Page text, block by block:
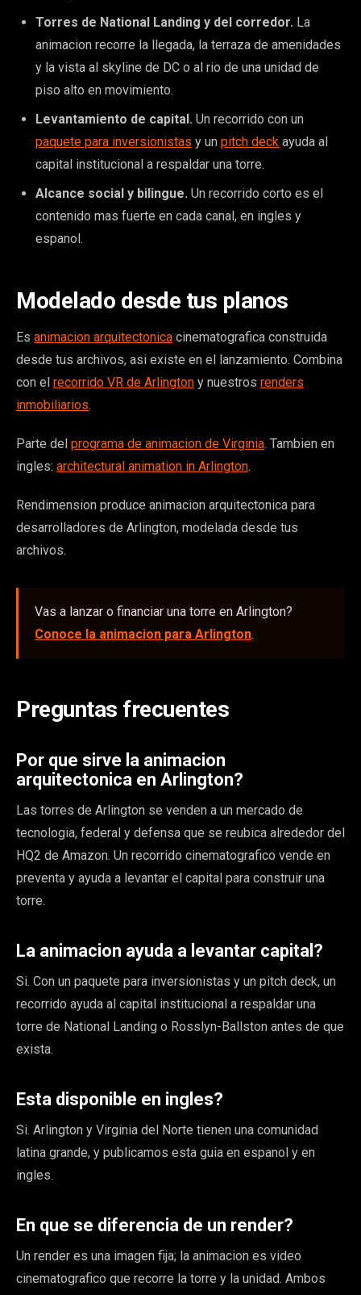
Torres de National Landing y del corredor. La
animacion recorre la llegada, la terraza de amenidades
y la vista al skyline de DC o al rio de una unidad de
piso alto en movimiento.
Levantamiento de capital. Un recorrido con un
paquete para inversionistas y un pitch deck ayuda al
capital institucional a respaldar una torre.
Alcance social y bilingue. Un recorrido corto es el
contenido mas fuerte en cada canal, en ingles y
espanol.
Modelado desde tus planos
Es animacion arquitectonica cinematografica construida
desde tus archivos, asi existe en el lanzamiento. Combina
con el recorrido VR de Arlington y nuestros renders
inmobiliarios.
Parte del programa de animacion de Virginia. Tambien en
ingles: architectural animation in Arlington.
Rendimension produce animacion arquitectonica para
desarrolladores de Arlington, modelada desde tus
archivos.
Vas a lanzar o financiar una torre en Arlington?
Conoce la animacion para Arlington.
Preguntas frecuentes
Por que sirve la animacion
arquitectonica en Arlington?
Las torres de Arlington se venden a un mercado de
tecnologia, federal y defensa que se reubica alrededor del
HQ2 de Amazon. Un recorrido cinematografico vende en
preventa y ayuda a levantar el capital para construir una
torre.
La animacion ayuda a levantar capital?
Si. Con un paquete para inversionistas y un pitch deck, un
recorrido ayuda al capital institucional a respaldar una
torre de National Landing o Rosslyn-Ballston antes de que
exista.
Esta disponible en ingles?
Si. Arlington y Virginia del Norte tienen una comunidad
latina grande, y publicamos esta guia en espanol y en
ingles.
En que se diferencia de un render?
Un render es una imagen fija; la animacion es video
cinematografico que recorre la torre y la unidad. Ambos